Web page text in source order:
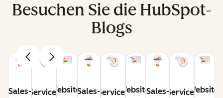
Besuchen Sie die HubSpot-
Blogs
Sales-Service-Website-Sales-Service-Website-Sales-Service-Website-